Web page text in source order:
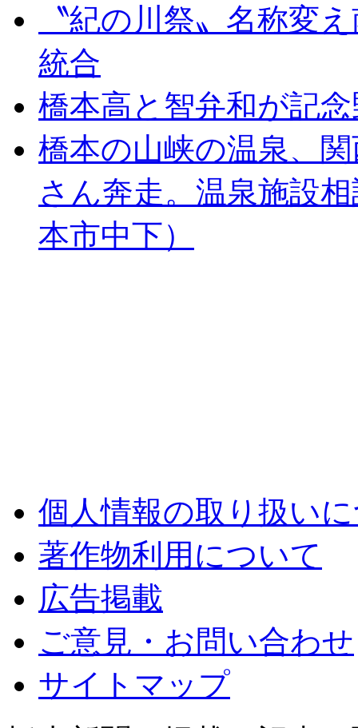
〝紀の川祭〟名称変
統合
橋本高と智弁和が記
橋本の山峡の温泉、
さん奔走。温泉施設
本市中下）
個人情報の取り扱い
著作物利用について
広告掲載
ご意見・お問い合わせ
サイトマップ